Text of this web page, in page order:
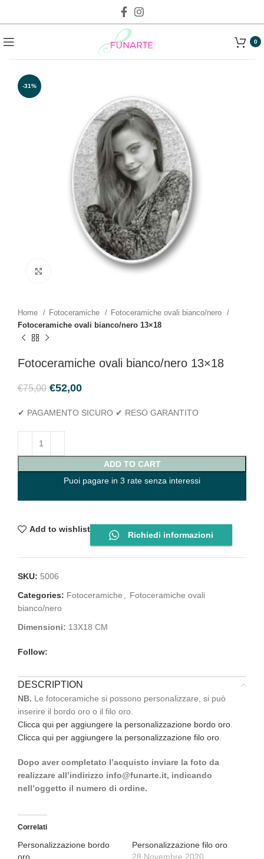
0
-31%
Home Fotoceramiche
Fotoceramiche ovali bianco/nero
Fotoceramiche ovali bianco/nero 13×18
Fotoceramiche ovali bianco/nero 13×18
€75,00 €52,00
✔ PAGAMENTO SICURO ✔ RESO GARANTITO
ADD TO CART
Puoi pagare in 3 rate senza interessi
Add to wishlist
Richiedi informazioni
SKU: 5006
Categories: Fotoceramiche
Fotoceramiche ovali
bianco/nero
Dimensioni: 13X18 CM
Follow:
DESCRIPTION
NB. Le fotoceramiche si possono personalizzare, si può
inserire il bordo oro o il filo oro.
Clicca qui per aggiungere la personalizzazione bordo oro
Clicca qui per aggiungere la personalizzazione filo oro
Dopo aver completato l’acquisto inviare la foto da
realizzare all’indirizzo info@funarte.it, indicando
nell’oggetto il numero di ordine.
Correlati
Personalizzazione bordo
oro
Personalizzazione filo oro
28 Novembre 2020